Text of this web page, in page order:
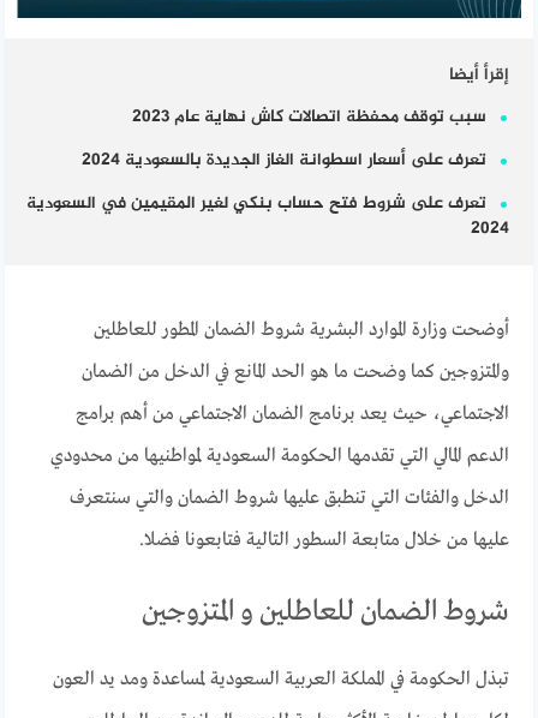
إقرأ أيضا
سبب توقف محفظة اتصالات كاش نهاية عام 2023
تعرف على أسعار اسطوانة الغاز الجديدة بالسعودية 2024
تعرف على شروط فتح حساب بنكي لغير المقيمين في السعودية
2024
أوضحت وزارة الموارد البشرية شروط الضمان المطور للعاطلين
والمتزوجين كما وضحت ما هو الحد المانع في الدخل من الضمان
الاجتماعي، حيث يعد برنامج الضمان الاجتماعي من أهم برامج
الدعم المالي التي تقدمها الحكومة السعودية لمواطنيها من محدودي
الدخل والفئات التي تنطبق عليها شروط الضمان والتي سنتعرف
عليها من خلال متابعة السطور التالية فتابعونا فضلا.
شروط الضمان للعاطلين و المتزوجين
تبذل الحكومة في المملكة العربية السعودية لمساعدة ومد يد العون